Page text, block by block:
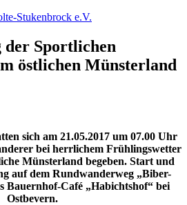
Sportlichen
östlichen Münsterland
sich am 21.05.2017 um 07.00 Uhr
bei herrlichem Frühlingswetter
Münsterland begeben. Start und
auf dem Rundwanderweg „Biber-
Bauernhof-Café „Habichtshof“ bei
Ostbevern.